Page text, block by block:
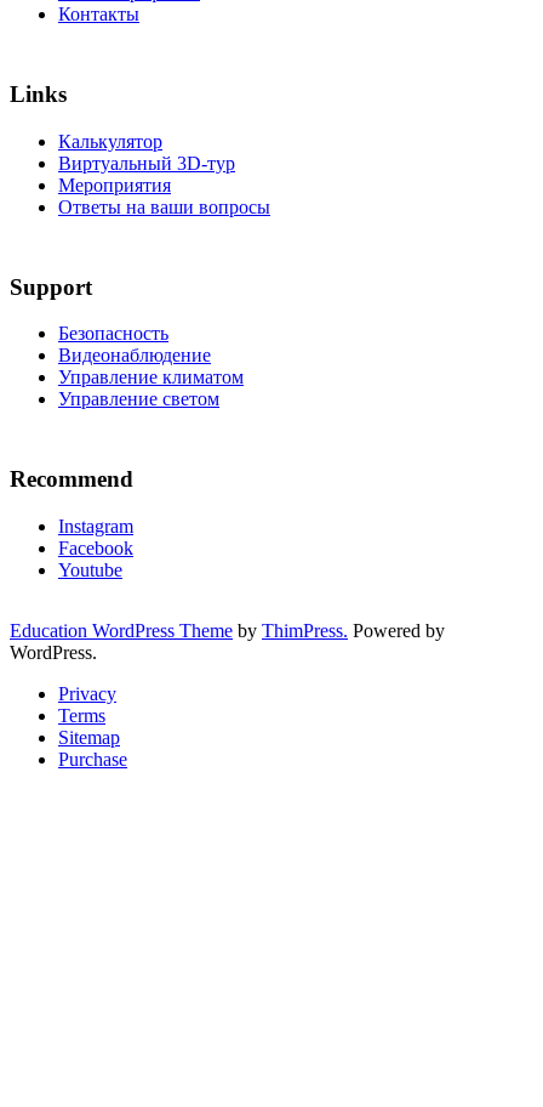
Контакты
Links
Калькулятор
Виртуальный 3D-тур
Мероприятия
Ответы на ваши вопросы
Support
Безопасность
Видеонаблюдение
Управление климатом
Управление светом
Recommend
Instagram
Facebook
Youtube
Education WordPress Theme by ThimPress. Powered by
WordPress.
Privacy
Terms
Sitemap
Purchase